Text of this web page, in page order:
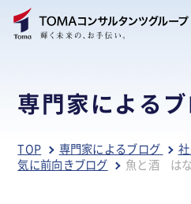
専門家による
TOP 専門家によるブログ
気に前向きブログ
魚と酒 は